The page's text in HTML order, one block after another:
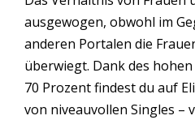
ausgewogen, obwohl im
anderen Portalen die
überwiegt. Dank des
70 Prozent findest du auf
von niveauvollen Singles –